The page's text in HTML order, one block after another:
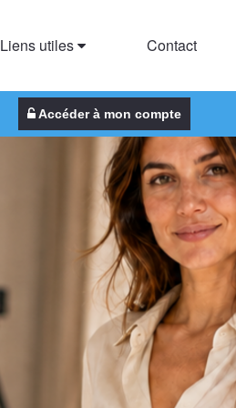
Liens utiles Contact
Accéder à mon compte